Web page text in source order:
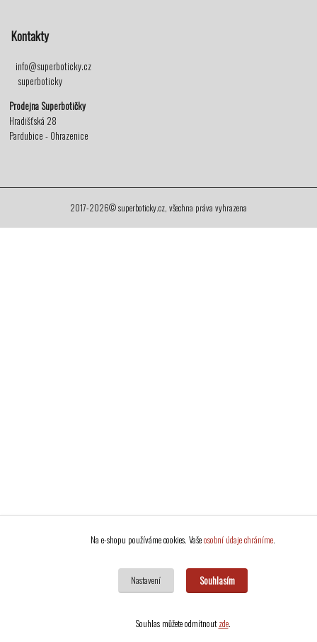
Kontakty
info@superboticky.cz
superboticky
Prodejna Superbotičky
Hradišťská 28
Pardubice - Ohrazenice
2017-2026© superboticky.cz, všechna práva vyhrazena
Na e-shopu používáme cookies. Vašeosobní údaje chráníme.
Nastavení Souhlasím
Souhlas můžete odmítnoutzde.